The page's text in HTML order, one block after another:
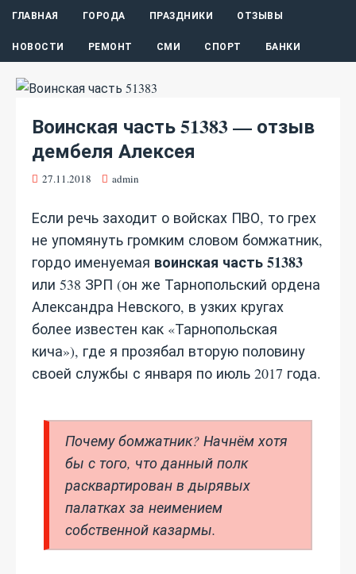
ГЛАВНАЯ ГОРОДА ПРАЗДНИКИ ОТЗЫВЫ
НОВОСТИ РЕМОНТ СМИ СПОРТ БАНКИ
Воинская часть 51383 — отзыв
дембеля Алексея
27.11.2018 admin
Если речь заходит о войсках ПВО, то грех
не упомянуть громким словом бомжатник,
гордо именуемая воинская часть 51383
или 538 ЗРП (он же Тарнопольский ордена
Александра Невского, в узких кругах
более известен как «Тарнопольская
кича»), где я прозябал вторую половину
своей службы с января по июль 2017 года.
Почему бомжатник? Начнём хотя
бы с того, что данный полк
расквартирован в дырявых
палатках за неимением
собственной казармы.